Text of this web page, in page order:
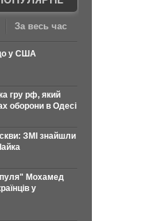
За весь час
у США
гру рф, який
оборони в Одесі
ЗМІ знайшли
Мохамед
у